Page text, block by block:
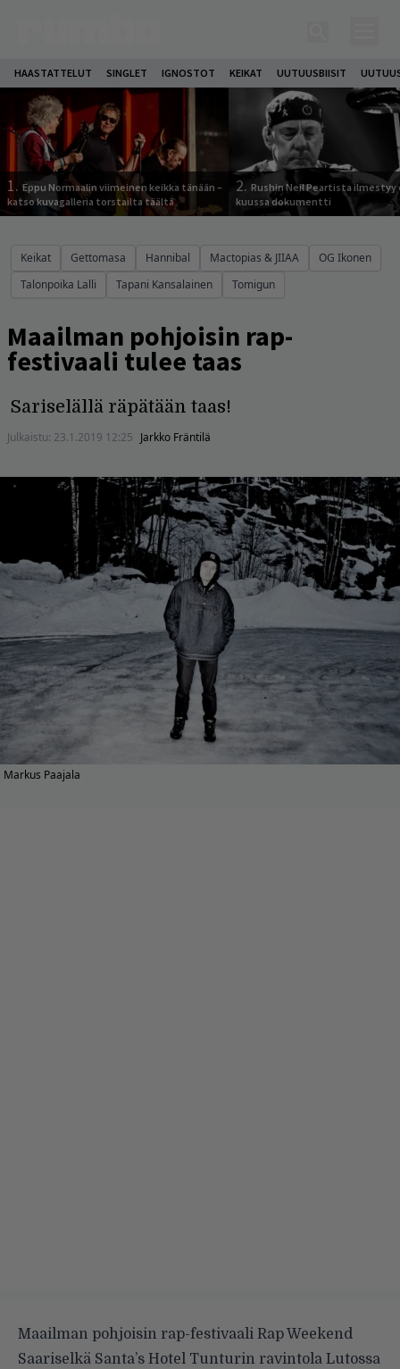
HAASTATTELUT SINGLET IGNOSTOT KEIKAT UUTUUSBIISIT
1. Eppu Normaalin viimeinen keikka tänään –
katso kuvagalleria torstailta täältä
2. Rushin Neil Peartista ilmestyy
kuussa dokumentti
Keikat Gettomasa Hannibal Mactopias & JIIAA
OG Ikonen
Talonpoika Lalli
Tapani Kansalainen Tomigun
Maailman pohjoisin rap-
festivaali tulee taas
Sariselällä räpätään taas!
Julkaistu: 23.1.2019 12:25 Jarkko Fräntilä
Markus Paajala
Maailman pohjoisin rap-festivaali Rap Weekend
Saariselkä Santa’s Hotel Tunturin ravintola Lutossa